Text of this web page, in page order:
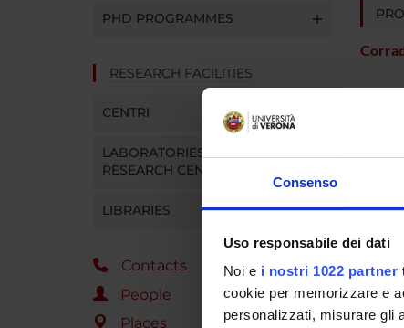
Consenso
Uso responsabile dei dati
Noi e i nostri 1022 partner
cookie per memorizzare e
personalizzati, misurare gli
PHD PROGRAMMES
RESEARCH FACILITIES
CENTRI
LABORATORIES AND
RESEARCH CENTRES
LIBRARIES
Contacts
People
Places